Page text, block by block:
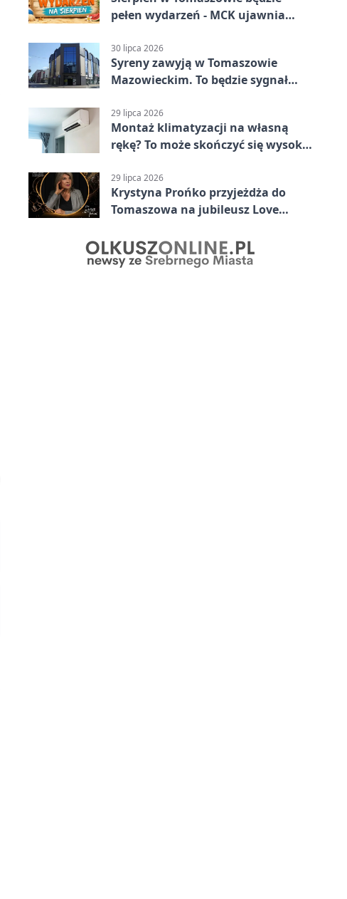
pełen wydarzeń - MCK ujawnia
30 lipca 2026
Syreny zawyją w Tomaszowie
Mazowieckim. To będzie sygnał
29 lipca 2026
Montaż klimatyzacji na własną
rękę? To może skończyć się wysoką
29 lipca 2026
Krystyna Prońko przyjeżdża do
Tomaszowa na jubileusz Love